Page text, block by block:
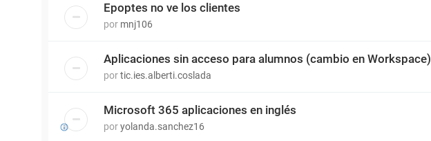
Epoptes no ve los clientes
por mnj106
Aplicaciones sin acceso para alumnos (cambio en Workspace)
portic.ies.alberti.coslada
Microsoft 365 aplicaciones en inglés
poryolanda.sanchez16